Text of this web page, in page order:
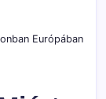
Európában